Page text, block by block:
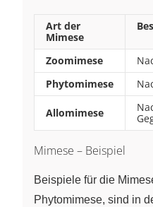
Art der
Mimese
Zoomimese
Phytomimese
Allomimese
Mimese – Beispiel
Beispiele für die
Phytomimese, sind in